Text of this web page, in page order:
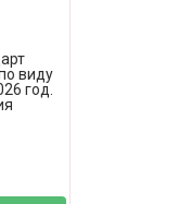
виду
год.